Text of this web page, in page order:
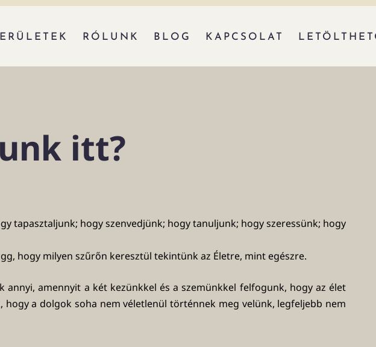
RÓLUNK BLOG KAPCSOLAT
itt?
tapasztaljunk; hogy szenvedjünk; hogy tanuljunk; hogy szeressünk; hogy
hogy milyen szűrőn keresztül tekintünk az Életre, mint egészre.
amennyit a két kezünkkel és a szemünkkel felfogunk, hogy az élet
hogy a dolgok soha nem véletlenül történnek meg velünk, legfeljebb nem